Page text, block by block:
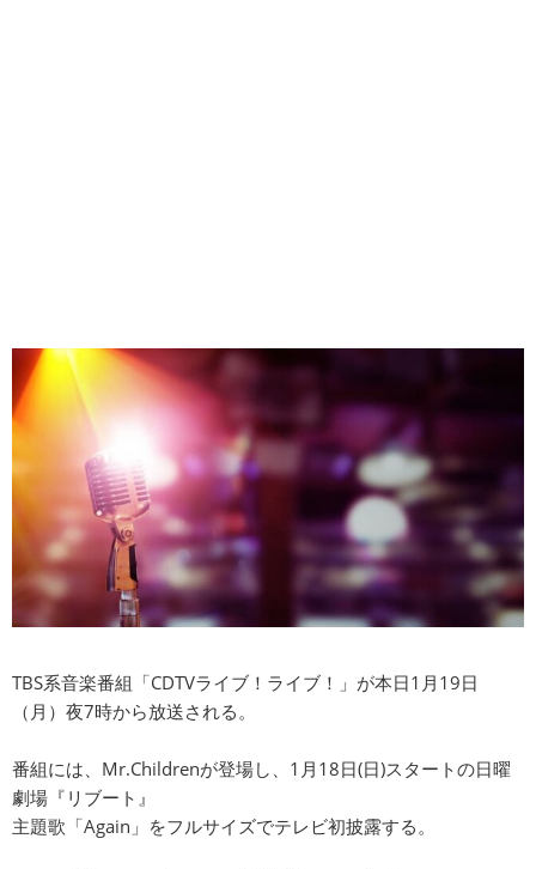
TBS系音楽番組「CDTVライブ！ライブ！」が本日1月19日
（月）夜7時から放送される。
番組には、Mr.Childrenが登場し、1月18日(日)スタートの日曜
劇場『リブート』
主題歌「Again」をフルサイズでテレビ初披露する。